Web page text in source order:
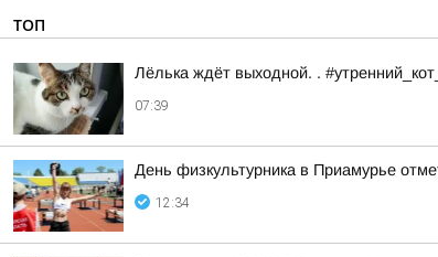
ТОП
Лёлька ждёт выходной. .
07:39
День физкультурника в Приамурье
12:34